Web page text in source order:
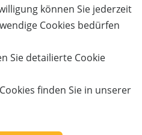
können Sie jederzeit
Cookies bedürfen
Sie detailierte Cookie
finden Sie in unserer